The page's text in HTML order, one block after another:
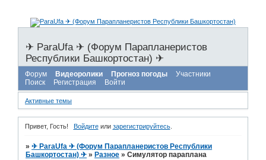
✈ ParaUfa ✈ (Форум Парапланеристов
Республики Башкортостан) ✈
Форум Видеоролики Прогноз погоды
Участники
Поиск
Регистрация Войти
Активные темы
Привет, Гость! Войдитеили зарегистрируйтесь.
»✈ ParaUfa ✈ (Форум Парапланеристов Республики
Башкортостан) ✈ » Разное »Симулятор параплана